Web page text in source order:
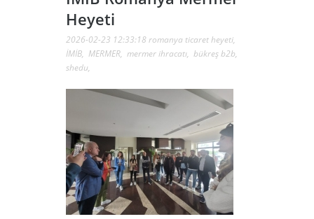
Heyeti
2026-02-23 12:33:18 romanya ticaret heyeti,
İMİB, MERMER, mermer ihracatı, bükreş b2b,
shedu,